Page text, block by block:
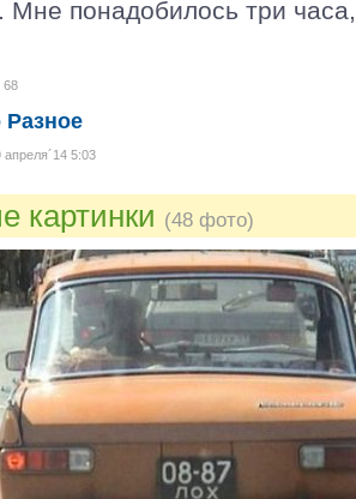
понадобилось три
68
Разное
апреля´14 5:03
картинки (48 фото)